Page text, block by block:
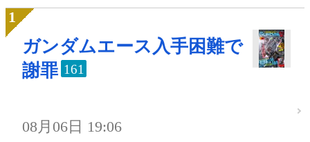
ガンダムエース入手困難で
謝罪 161
08月06日 19:06